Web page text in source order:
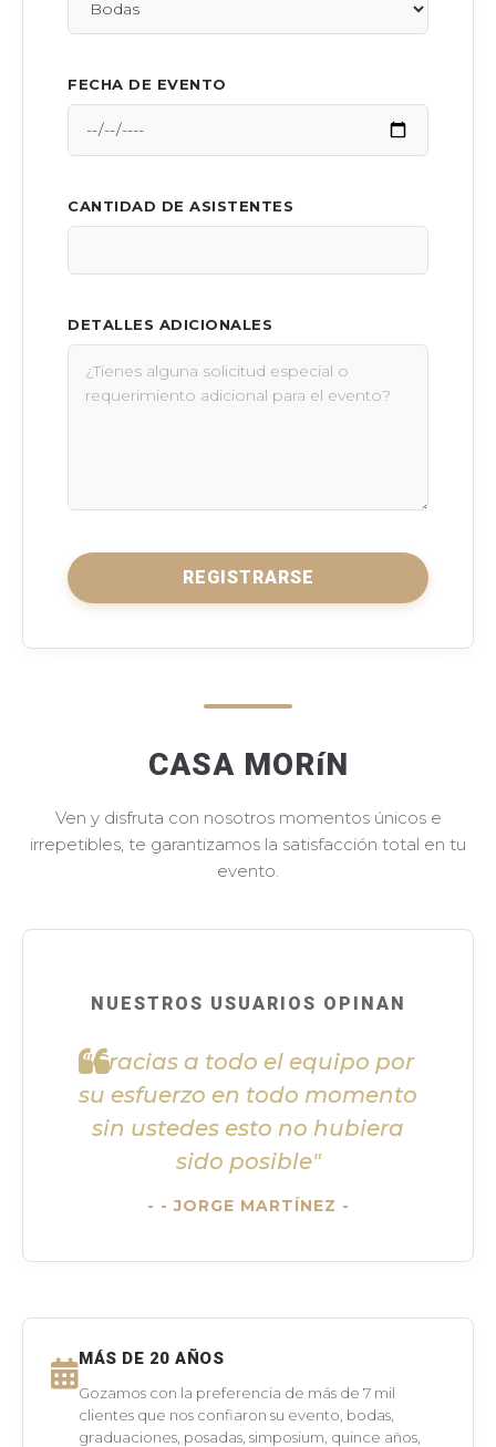
FECHA DE EVENTO
CANTIDAD DE ASISTENTES
DETALLES ADICIONALES
REGISTRARSE
CASA MORíN
Ven y disfruta con nosotros momentos únicos e
irrepetibles, te garantizamos la satisfacción total en tu
evento.
NUESTROS USUARIOS OPINAN
"Gracias a todo el equipo por
su esfuerzo en todo momento
sin ustedes esto no hubiera
sido posible"
- JORGE MARTÍNEZ -
MÁS DE 20 AÑOS
Gozamos con la preferencia de más de 7 mil
clientes que nos confiaron su evento, bodas,
graduaciones, posadas, simposium, quince años,